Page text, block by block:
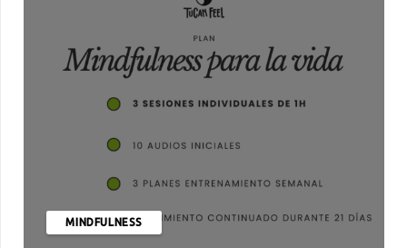
MINDFULNESS